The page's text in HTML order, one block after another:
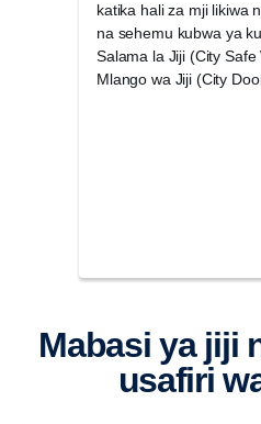
katika hali za mji likiwa
na sehemu kubwa ya
Salama la Jiji (City Safe
Mlango wa Jiji (City
Mabasi ya jiji na mabasi ya
usafiri